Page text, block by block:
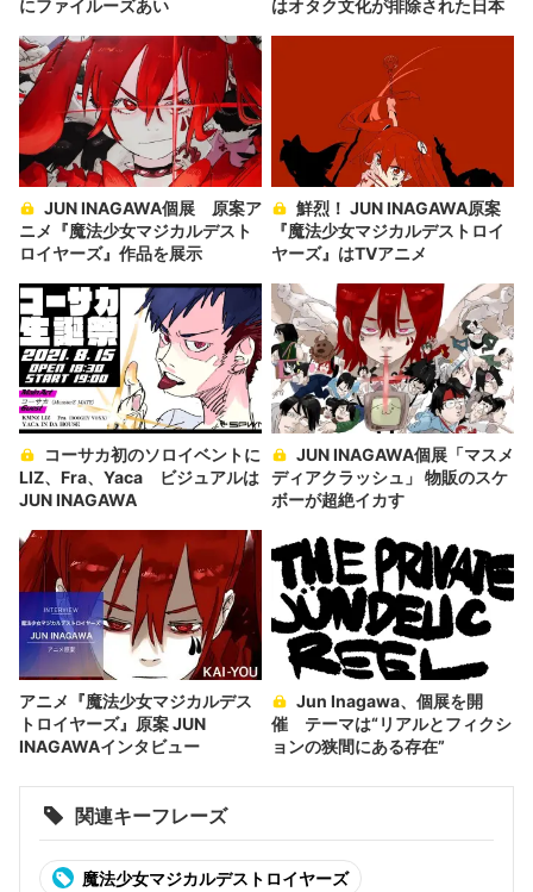
にファイルーズあい はオタク文化が排除された日本
ニメ『魔法少女マジカルデスト
ロイヤーズ』作品を展示
『魔法少女マジカルデストロイ
ヤーズ』はTVアニメ
LIZ、Fra、Yaca ビジュアルは
JUN INAGAWA
ディアクラッシュ」 物販のスケ
ボーが超絶イカす
アニメ『魔法少女マジカルデス
トロイヤーズ』原案 JUN
INAGAWAインタビュー
催 テーマは“リアルとフィクシ
ョンの狭間にある存在”
関連キーフレーズ
魔法少女マジカルデストロイヤーズ